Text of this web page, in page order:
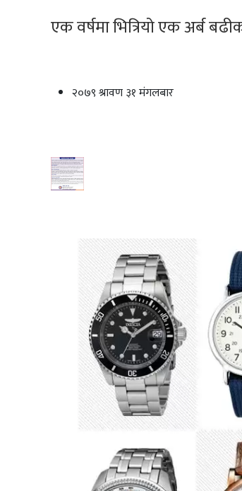
एक वर्षमा भित्रियो एक अर्ब
२०७९ श्रावण ३१ मंगलबार